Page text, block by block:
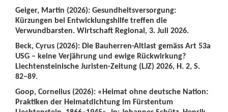
Geiger, Martin (2026): Gesundheitsversorgung:
Kürzungen bei Entwicklungshilfe treffen die
Verwundbarsten. Wirtschaft Regional, 3. Juli 2026.
Beck, Cyrus (2026): Die Bauherren-Altlast gemäss Art 53a
USG – keine Verjährung und ewige Rückwirkung?
Liechtensteinische Juristen-Zeitung (LJZ) 2026, H. 2, S.
82–89.
Goop, Cornelius (2026): «Heimat ohne deutsche Nation:
Praktiken der Heimatdichtung im Fürstentum